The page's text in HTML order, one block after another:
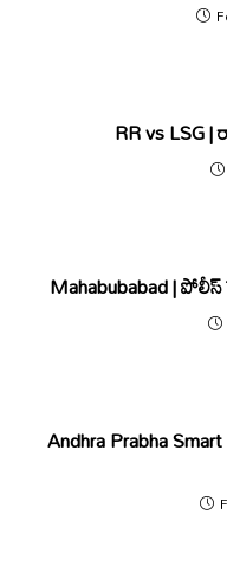
RR vs LSG
Mahabubabad | పోలీస్
Andhra Prabha